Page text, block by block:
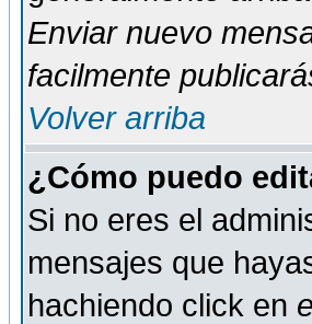
Enviar nuevo
facilmente
Volver arriba
¿Cómo puedo
Si no eres el
mensajes que
hachiendo click en